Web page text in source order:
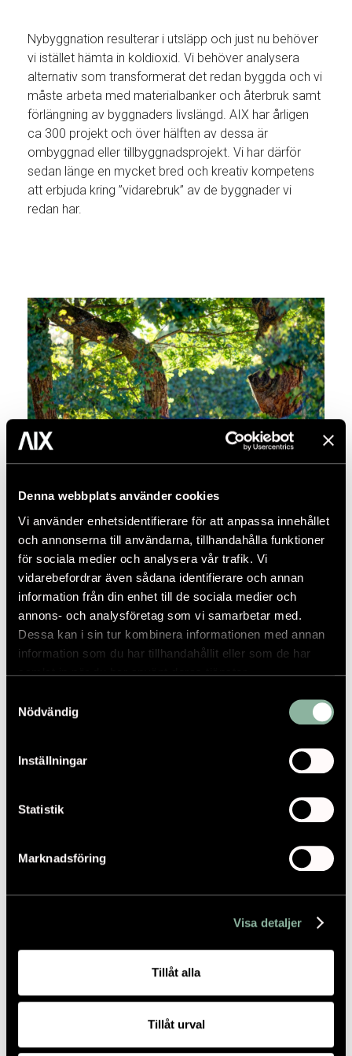
Denna webbplats använder cookies
Vi använder enhetsidentifierare för att anpassa innehållet
och annonserna till användarna, tillhandahålla funktioner
för sociala medier och analysera vår trafik. Vi
vidarebefordrar även sådana identifierare och annan
information från din enhet till de sociala medier och
annons- och analysföretag som vi samarbetar med.
Dessa kan i sin tur kombinera informationen med annan
information som du har tillhandahållit eller som de har
samlat in när du har använt deras tjänster.
Nödvändig
Inställningar
Statistik
Marknadsföring
Visa detaljer
Tillåt alla
Tillåt urval
Nybyggnation resulterar i utsläpp och just nu behöver
vi istället hämta in koldioxid. Vi behöver analysera
alternativ som transformerat det redan byggda och vi
måste arbeta med materialbanker och återbruk samt
förlängning av byggnaders livslängd. AIX har årligen
ca 300 projekt och över hälften av dessa är
ombyggnad eller tillbyggnadsprojekt. Vi har därför
sedan länge en mycket bred och kreativ kompetens
att erbjuda kring ”vidarebruk” av de byggnader vi
redan har.
Hållbarhet
Begreppet hållbarhet är en kombination av många
faktorer och det krävs både erfarenhet, vilja och
uppfinningsrikedom för att nå så långt som vi måste
för att ta hand om samhällets och naturens resurser
på ett ansvarsfullt sätt.
LÄS MER HÄR
ERLAND MONTGOMERY